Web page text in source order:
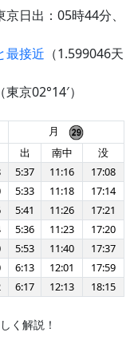
日出：05時44分、
最接近 （1.599046天
京02°14′）
月
出 南中
没
5:37 11:16
17:08
5:33 11:18
17:14
5:41 11:26
17:21
5:36 11:23
17:20
5:53 11:40
17:37
6:13 12:01
17:59
6:17 12:13 18:15
く解説！